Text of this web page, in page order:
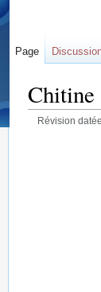
Chitine
Révision
Page